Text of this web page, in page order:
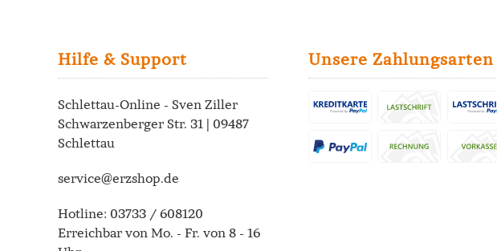
Hilfe & Support
Schlettau-Online - Sven Ziller
Schwarzenberger Str. 31 | 09487
Schlettau
service@erzshop.de
Hotline: 03733 / 608120
Erreichbar von Mo. - Fr. von 8 - 16
Unsere Zahlungsarten